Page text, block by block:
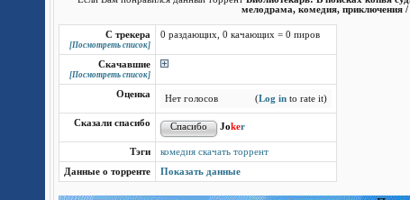
мелодрама, комедия, приключения /
С трекера
[Посмотреть список]
0 раздающих, 0 качающих = 0 пиров
Скачавшие
[Посмотреть список]
Оценка Нет голосов (Log into rate it)
Сказали спасибо Joker
Тэги
комедия скачать торрент
Данные о торренте
Показать данные